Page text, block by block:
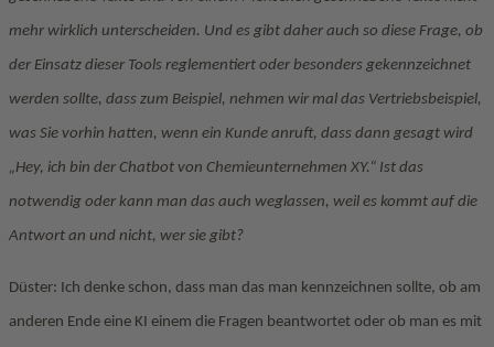
mehr wirklich unterscheiden. Und es gibt daher auch so diese Frage, ob
der Einsatz dieser Tools reglementiert oder besonders gekennzeichnet
werden sollte, dass zum Beispiel, nehmen wir mal das Vertriebsbeispiel,
was Sie vorhin hatten, wenn ein Kunde anruft, dass dann gesagt wird
„Hey, ich bin der Chatbot von Chemieunternehmen XY.“ Ist das
notwendig oder kann man das auch weglassen, weil es kommt auf die
Antwort an und nicht, wer sie gibt?
Düster: Ich denke schon, dass man das man kennzeichnen sollte, ob am
anderen Ende eine KI einem die Fragen beantwortet oder ob man es mit